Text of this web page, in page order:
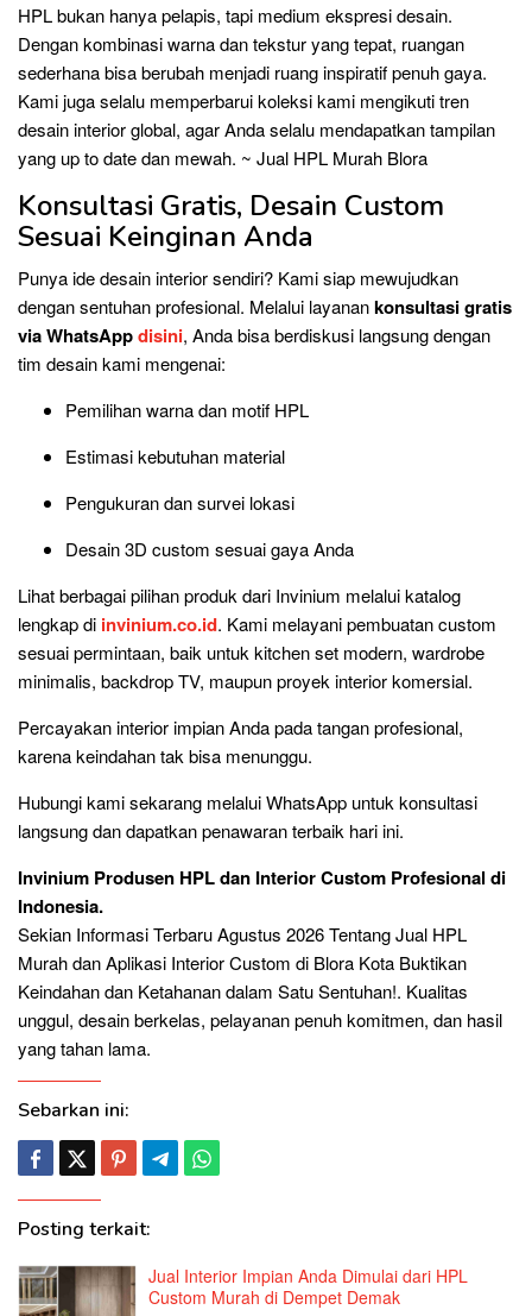
HPL bukan hanya pelapis, tapi medium ekspresi desain.
Dengan kombinasi warna dan tekstur yang tepat, ruangan
sederhana bisa berubah menjadi ruang inspiratif penuh gaya.
Kami juga selalu memperbarui koleksi kami mengikuti tren
desain interior global, agar Anda selalu mendapatkan tampilan
yang up to date dan mewah. ~ Jual HPL Murah Blora
Konsultasi Gratis, Desain Custom
Sesuai Keinginan Anda
Punya ide desain interior sendiri? Kami siap mewujudkan
dengan sentuhan profesional. Melalui layanankonsultasi gratis
via WhatsAppdisini, Anda bisa berdiskusi langsung dengan
tim desain kami mengenai:
Pemilihan warna dan motif HPL
Estimasi kebutuhan material
Pengukuran dan survei lokasi
Desain 3D custom sesuai gaya Anda
Lihat berbagai pilihan produk dari Invinium melalui katalog
lengkap di invinium.co.id. Kami melayani pembuatan custom
sesuai permintaan, baik untuk kitchen set modern, wardrobe
minimalis, backdrop TV, maupun proyek interior komersial.
Percayakan interior impian Anda pada tangan profesional,
karena keindahan tak bisa menunggu.
Hubungi kami sekarang melalui WhatsApp untuk konsultasi
langsung dan dapatkan penawaran terbaik hari ini.
Invinium Produsen HPL dan Interior Custom Profesional di
Indonesia.
Sekian Informasi Terbaru Agustus 2026 Tentang Jual HPL
Murah dan Aplikasi Interior Custom di Blora Kota Buktikan
Keindahan dan Ketahanan dalam Satu Sentuhan!. Kualitas
unggul, desain berkelas, pelayanan penuh komitmen, dan hasil
yang tahan lama.
Sebarkan ini:
Posting terkait:
Jual Interior Impian Anda Dimulai dari HPL
Custom Murah di Dempet Demak